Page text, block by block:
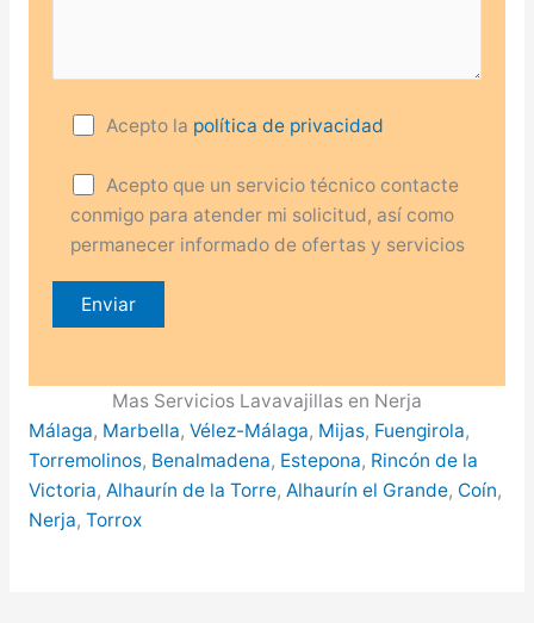
Acepto la política de privacidad
Acepto que un servicio técnico contacte
conmigo para atender mi solicitud, así como
permanecer informado de ofertas y servicios
Mas Servicios Lavavajillas en Nerja
Málaga, Marbella, Vélez-Málaga, Mijas, Fuengirola,
Torremolinos, Benalmadena, Estepona, Rincón de la
Victoria, Alhaurín de la Torre, Alhaurín el Grande, Coín,
Nerja, Torrox